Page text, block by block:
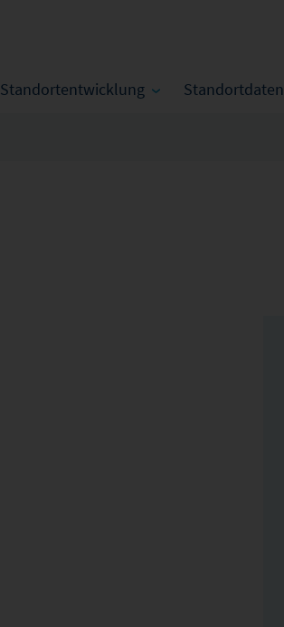
Standortentwicklung Standortdaten